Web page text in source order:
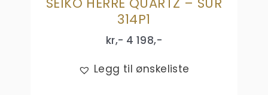
314P1
kr,- 4 198,-
Legg til ønskeliste